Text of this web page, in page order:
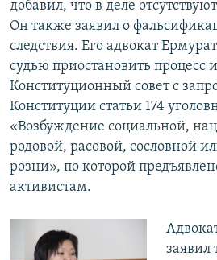
добавил, что в деле
Он также заявил о
следствия. Его адвокат
судью приостановить процесс
Конституционный совет с
Конституции статьи 174
«Возбуждение социальной,
родовой, расовой, сословной
розни», по которой
активистам.
заявил